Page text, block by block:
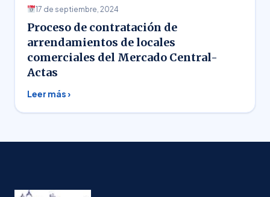
17 de septiembre, 2024
Proceso de contratación de
arrendamientos de locales
comerciales del Mercado Central-
Actas
Leer más ›